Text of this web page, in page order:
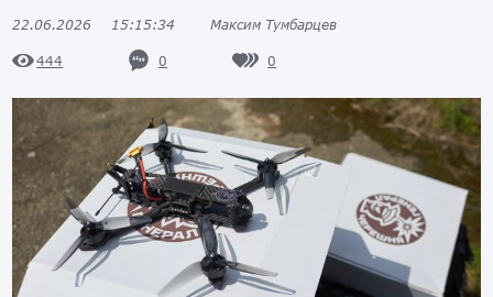
22.06.2026 15:15:34 Максим Тумбарцев
444 0 0